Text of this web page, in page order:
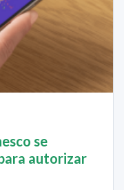
se
autorizar